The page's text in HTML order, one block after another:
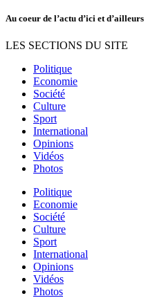
Au coeur de l’actu d’ici et d’ailleurs
LES SECTIONS DU SITE
Politique
Economie
Société
Culture
Sport
International
Opinions
Vidéos
Photos
Politique
Economie
Société
Culture
Sport
International
Opinions
Vidéos
Photos